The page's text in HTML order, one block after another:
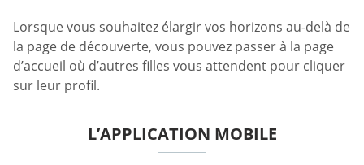
Lorsque vous souhaitez élargir vos horizons au-delà de
la page de découverte, vous pouvez passer à la page
d’accueil où d’autres filles vous attendent pour cliquer
sur leur profil.
L’APPLICATION MOBILE